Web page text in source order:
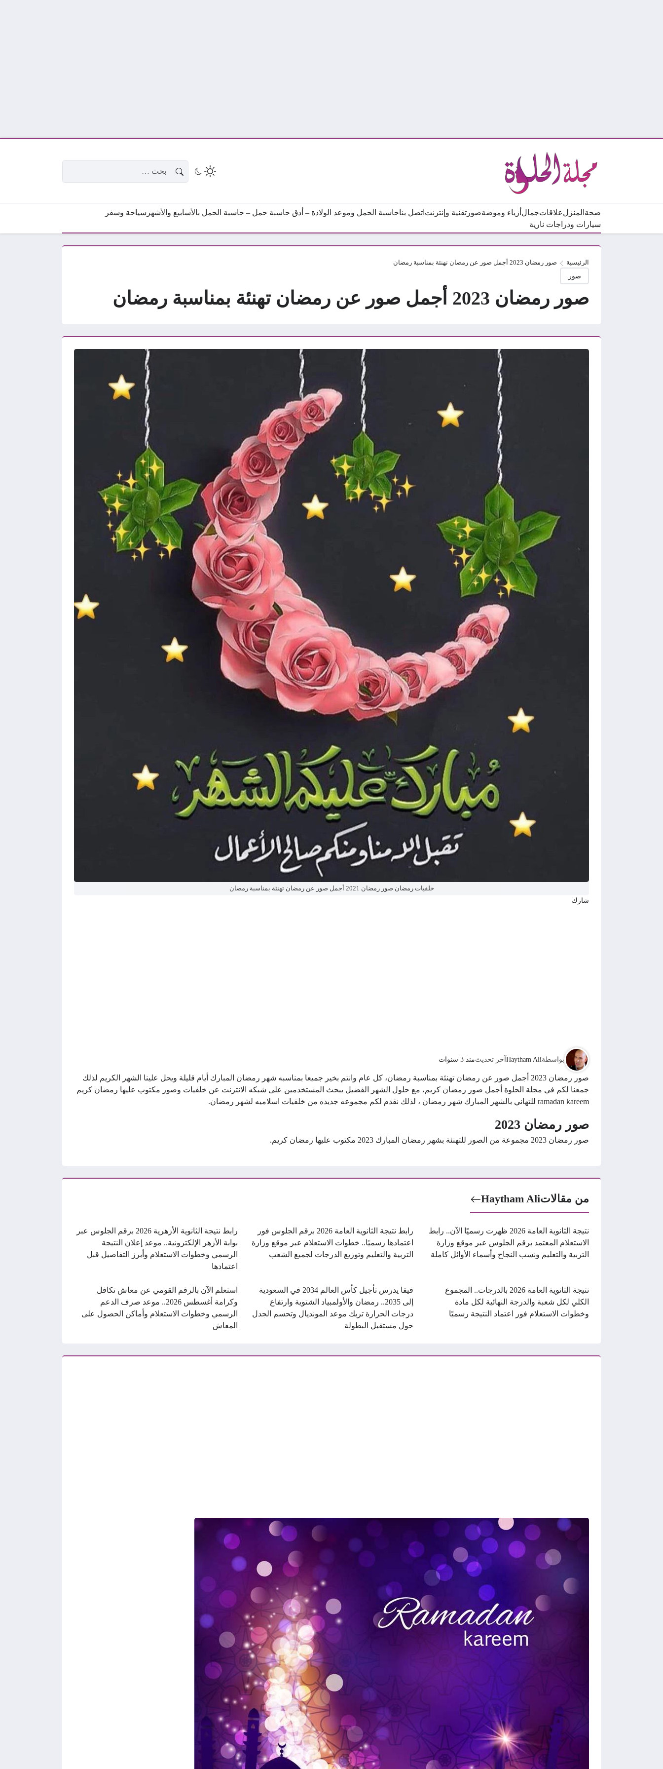
صحة المنزلعلاقاتجمال أزياء وموضةصور تقنية وإنترنت اتصل بناحاسبة الحمل وموعد الولادة – أدق حاسبة حمل – حاسبة الحمل بالأسابيع والأشهر سياحة وسفر
سيارات ودراجات نارية
الرئيسية صور رمضان 2023 أجمل صور عن رمضان تهنئة بمناسبة رمضان
صور
صور رمضان 2023 أجمل صور عن رمضان تهنئة بمناسبة رمضان
خلفيات رمضان صور رمضان 2021 أجمل صور عن رمضان تهنئة بمناسبة رمضان
شارك
بواسطةHaytham Aliآخر تحديثمنذ 3 سنوات
صور رمضان 2023 أجمل صور عن رمضان تهنئة بمناسبة رمضان، كل عام وانتم بخير جميعا بمناسبه شهر رمضان المبارك أيام قليلة ويحل علينا الشهر الكريم لذلك
جمعنا لكم في مجلة الحلوة أجمل صور رمضان كريم، مع حلول الشهر الفضيل يبحث المستخدمين على شبكه الانترنت عن خلفيات وصور مكتوب عليها رمضان كريم
ramadan kareem للتهاني بالشهر المبارك شهر رمضان ، لذلك نقدم لكم مجموعه جديده من خلفيات اسلاميه لشهر رمضان.
صور رمضان 2023
صور رمضان 2023 مجموعة من الصور للتهنئة بشهر رمضان المبارك 2023 مكتوب عليها رمضان كريم.
من مقالاتHaytham Ali
نتيجة الثانوية العامة 2026 ظهرت رسميًا الآن.. رابط
الاستعلام المعتمد برقم الجلوس عبر موقع وزارة
التربية والتعليم ونسب النجاح وأسماء الأوائل كاملة
رابط نتيجة الثانوية العامة 2026 برقم الجلوس فور
اعتمادها رسميًا.. خطوات الاستعلام عبر موقع وزارة
التربية والتعليم وتوزيع الدرجات لجميع الشعب
رابط نتيجة الثانوية الأزهرية 2026 برقم الجلوس عبر
بوابة الأزهر الإلكترونية.. موعد إعلان النتيجة
الرسمي وخطوات الاستعلام وأبرز التفاصيل قبل
اعتمادها
نتيجة الثانوية العامة 2026 بالدرجات.. المجموع
الكلي لكل شعبة والدرجة النهائية لكل مادة
وخطوات الاستعلام فور اعتماد النتيجة رسميًا
فيفا يدرس تأجيل كأس العالم 2034 في السعودية
إلى 2035.. رمضان والأولمبياد الشتوية وارتفاع
درجات الحرارة تربك موعد المونديال وتحسم الجدل
حول مستقبل البطولة
استعلم الآن بالرقم القومي عن معاش تكافل
وكرامة أغسطس 2026.. موعد صرف الدعم
الرسمي وخطوات الاستعلام وأماكن الحصول على
المعاش